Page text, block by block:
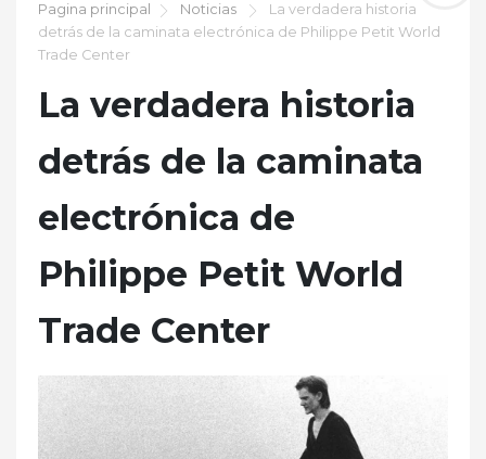
Pagina principal Noticias
La verdadera historia
detrás de la caminata electrónica de Philippe Petit World
Trade Center
La verdadera historia
detrás de la caminata
electrónica de
Philippe Petit World
Trade Center